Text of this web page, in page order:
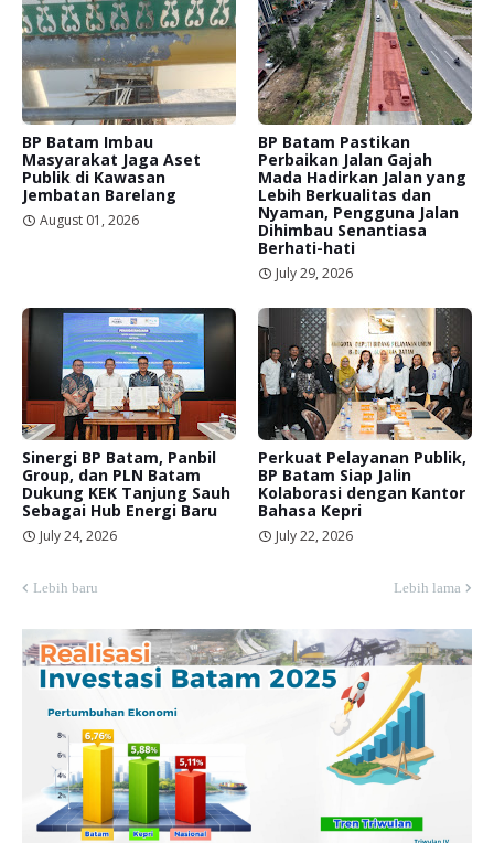
BP Batam Imbau
Masyarakat Jaga Aset
Publik di Kawasan
Jembatan Barelang
August 01, 2026
BP Batam Pastikan
Perbaikan Jalan Gajah
Mada Hadirkan Jalan yang
Lebih Berkualitas dan
Nyaman, Pengguna Jalan
Dihimbau Senantiasa
Berhati-hati
July 29, 2026
Sinergi BP Batam, Panbil
Group, dan PLN Batam
Dukung KEK Tanjung Sauh
Sebagai Hub Energi Baru
July 24, 2026
Perkuat Pelayanan Publik,
BP Batam Siap Jalin
Kolaborasi dengan Kantor
Bahasa Kepri
July 22, 2026
Lebih baru Lebih lama